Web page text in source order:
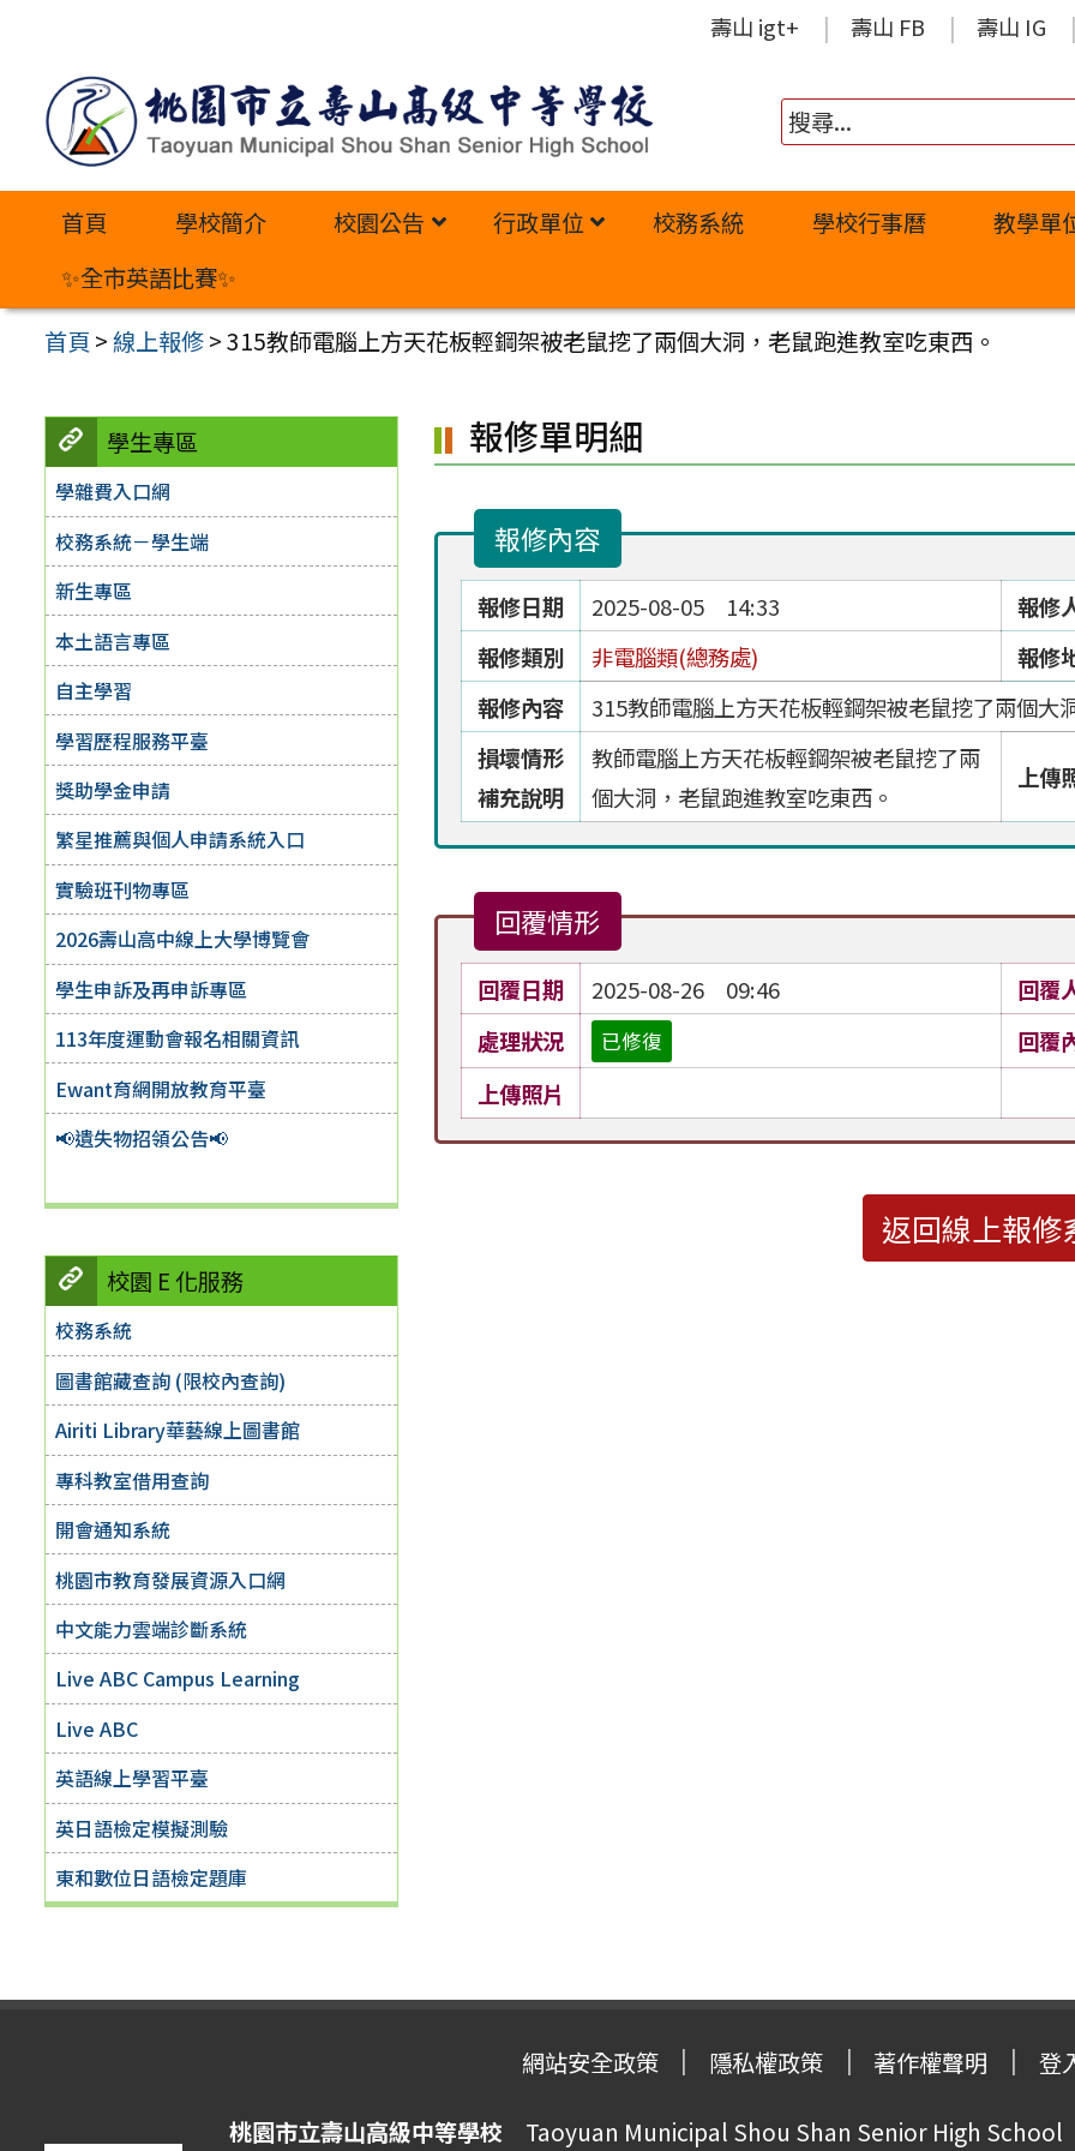
內
壽山 igt+ 壽山 FB 壽山 IG
首頁 學校簡介 校園公告 行政單位 校務系統 學校行事曆
教學單
✨全市英語比賽✨
首頁 >線上報修>315教師電腦上方天花板輕鋼架被老鼠挖了兩個大洞，老鼠跑進教室吃東西。
學生專區
學雜費入口網
校務系統－學生端
新生專區
本土語言專區
自主學習
學習歷程服務平臺
獎助學金申請
繁星推薦與個人申請系統入口
實驗班刊物專區
2026壽山高中線上大學博覽會
學生申訴及再申訴專區
113年度運動會報名相關資訊
Ewant育網開放教育平臺
📢遺失物招領公告📢
校園 E 化服務
校務系統
圖書館藏查詢 (限校內查詢)
Airiti Library華藝線上圖書館
專科教室借用查詢
開會通知系統
桃園市教育發展資源入口網
中文能力雲端診斷系統
Live ABC Campus Learning
Live ABC
英語線上學習平臺
英日語檢定模擬測驗
東和數位日語檢定題庫
報修單明細
報修內容
報修日期 2025-08-05 14:33
報修
報修類別
非電腦類(總務處)
報修
報修內容
315教師電腦上方天花板輕鋼架被老鼠挖了兩個大
損壞情形
補充說明
教師電腦上方天花板輕鋼架被老鼠挖了兩
個大洞，老鼠跑進教室吃東西。
上傳
回覆情形
回覆日期 2025-08-26 09:46
回覆
處理狀況
已修復
回覆
上傳照片
返回線上報修
網站安全政策 隱私權政策 著作權聲明 登
桃園市立壽山高級中等學校 Taoyuan Municipal Shou Shan Senior High School